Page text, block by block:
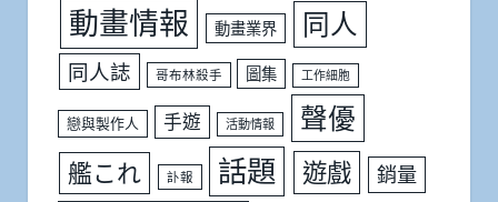
動畫情報 動畫業界 同人
同人誌 哥布林殺手 圖集 工作細胞
戀與製作人 手遊 活動情報 聲優
艦これ 訃報 話題 遊戲 銷量